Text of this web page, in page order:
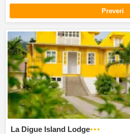
Preveri
La Digue Island Lodge●●●